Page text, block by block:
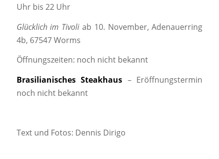
Uhr bis 22 Uhr
Glücklich im Tivoliab 10. November, Adenauerring
4b, 67547 Worms
Öffnungszeiten: noch nicht bekannt
Brasilianisches Steakhaus – Eröffnungstermin
noch nicht bekannt
Text und Fotos: Dennis Dirigo